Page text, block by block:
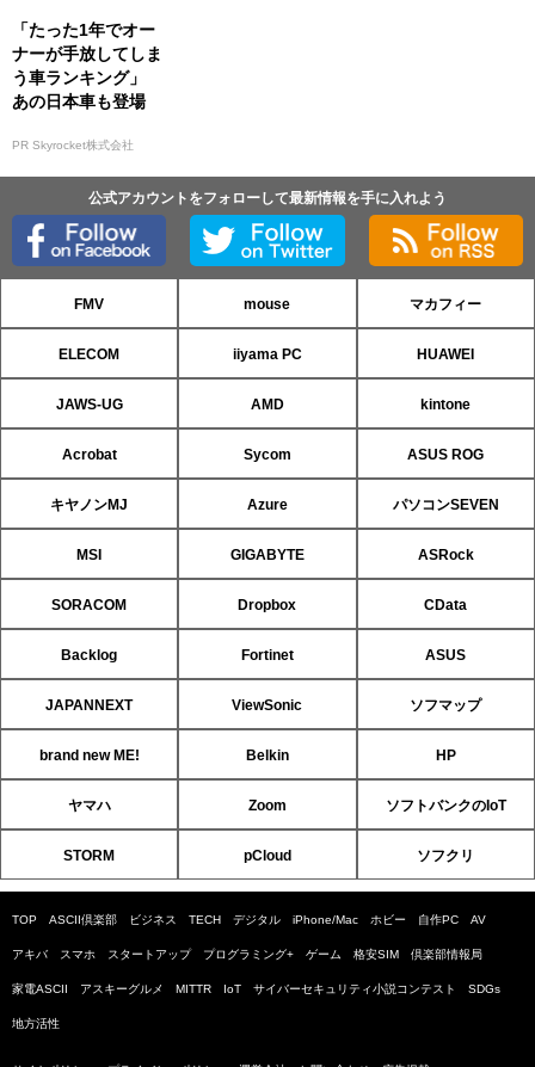
「たった1年でオー
ナーが手放してしま
う車ランキング」
あの日本車も登場
PR Skyrocket株式会社
公式アカウントをフォローして最新情報を手に入れよう
FMV mouse マカフィー
ELECOM iiyama PC HUAWEI
JAWS-UG AMD kintone
Acrobat Sycom ASUS ROG
キヤノンMJ Azure パソコンSEVEN
MSI GIGABYTE ASRock
SORACOM Dropbox CData
Backlog Fortinet ASUS
JAPANNEXT ViewSonic ソフマップ
brand new ME! Belkin HP
ヤマハ Zoom ソフトバンクのIoT
STORM pCloud ソフクリ
TOP ASCII倶楽部 ビジネス TECH デジタル iPhone/Mac ホビー 自作PC AV
アキバ スマホ スタートアップ プログラミング+ ゲーム 格安SIM 倶楽部情報局
家電ASCII アスキーグルメ MITTR IoT サイバーセキュリティ小説コンテスト SDGs
地方活性